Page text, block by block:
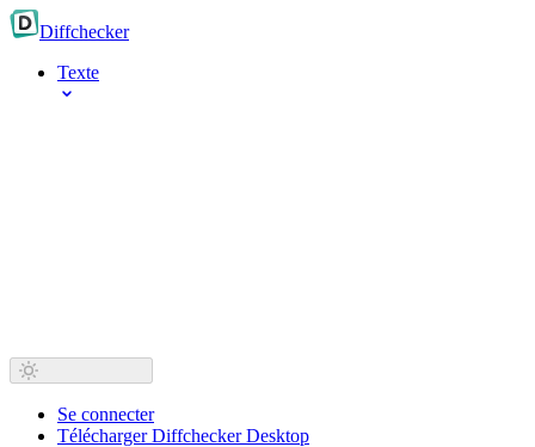
Diffchecker
Texte
Se connecter
Télécharger Diffchecker Desktop